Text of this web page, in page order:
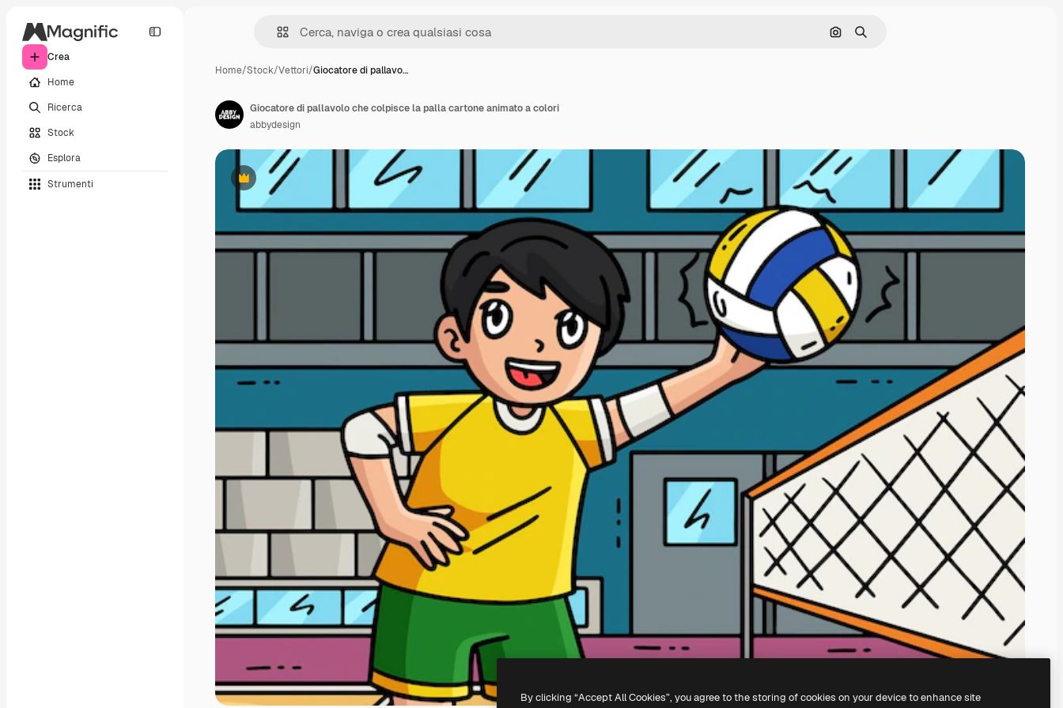
Crea
Home
Ricerca
Stock
Esplora
Strumenti
Cerca per immagine
Ricerca
Home/Stock/Vettori/Giocatore di pallavo…
Premium
Giocatore di pallavolo che colpisce la palla cartone animato a colori
abbydesign
By clicking “Accept All Cookies”, you agree to the storing of cookies on your device to enhance site